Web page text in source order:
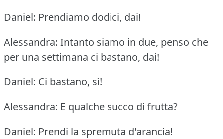
Daniel: Prendiamo dodici, dai!
Alessandra: Intanto siamo in due, penso che
per una settimana ci bastano, dai!
Daniel: Ci bastano, sì!
Alessandra: E qualche succo di frutta?
Daniel: Prendi la spremuta d'arancia!